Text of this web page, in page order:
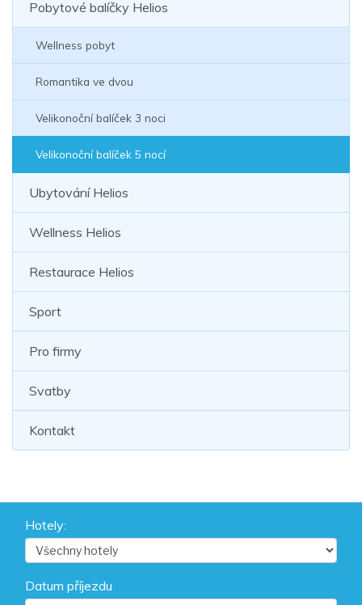
Pobytové balíčky Helios
Wellness pobyt
Romantika ve dvou
Velikonoční balíček 3 noci
Velikonoční balíček 5 nocí
Ubytování Helios
Wellness Helios
Restaurace Helios
Sport
Pro firmy
Svatby
Kontakt
Hotely:
Datum příjezdu